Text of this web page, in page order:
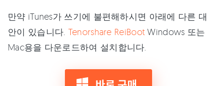
만약 iTunes가 쓰기에 불편해하시면 아래에 다른 대
안이 있습니다. Tenorshare ReiBoot Windows 또는
Mac용을 다운로드하여 설치합니다.